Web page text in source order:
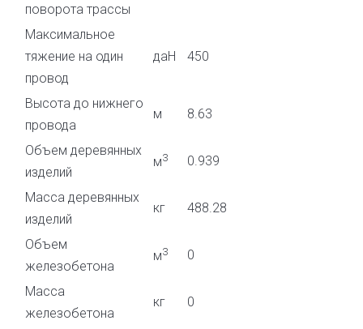
поворота трассы
Максимальное
тяжение на один
провод
даН 450
Высота до нижнего
провода
м 8.63
Объем деревянных
изделий
м3 0.939
Масса деревянных
изделий
кг 488.28
Объем
железобетона
м3 0
Масса
железобетона
кг 0